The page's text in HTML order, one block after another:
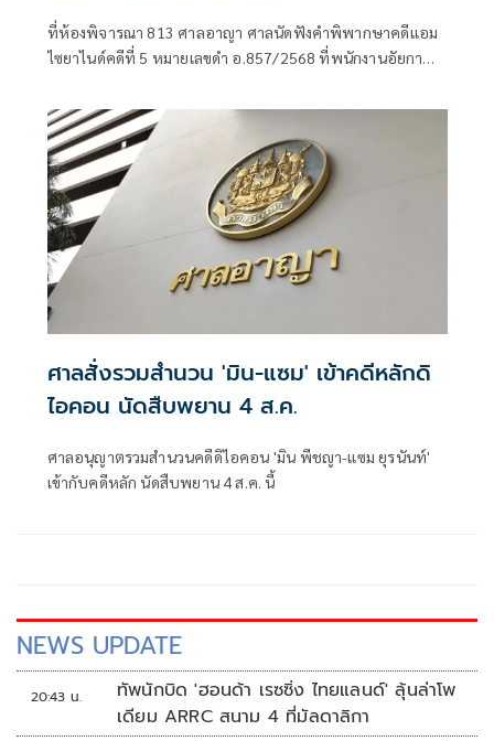
ที่ห้องพิจารณา 813 ศาลอาญา ศาลนัดฟังคำพิพากษาคดีแอม
ไซยาไนด์คดีที่ 5 หมายเลขดำ อ.857/2568 ที่พนักงานอัยกา
ศาลสั่งรวมสำนวน 'มิน-แซม' เข้าคดีหลักดิ
ไอคอน นัดสืบพยาน 4 ส.ค.
ศาลอนุญาตรวมสำนวนคดีดิไอคอน 'มิน พีชญา-แซม ยุรนันท์'
เข้ากับคดีหลัก นัดสืบพยาน 4 ส.ค. นี้
NEWS UPDATE
20:43 น.
ทัพนักบิด 'ฮอนด้า เรซซิ่ง ไทยแลนด์' ลุ้นล่าโพ
เดียม ARRC สนาม 4 ที่มัลดาลิกา